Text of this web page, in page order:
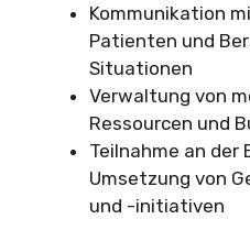
Kommunikation
Patienten und
Situationen
Verwaltung von
Ressourcen und
Teilnahme an der
Umsetzung von
und -initiativen